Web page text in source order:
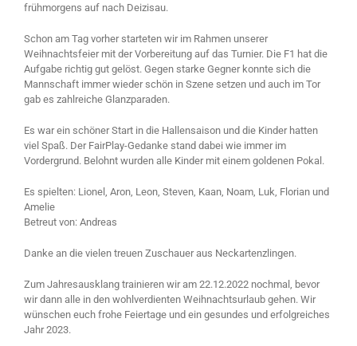
frühmorgens auf nach Deizisau.
Schon am Tag vorher starteten wir im Rahmen unserer
Weihnachtsfeier mit der Vorbereitung auf das Turnier. Die F1 hat die
Aufgabe richtig gut gelöst. Gegen starke Gegner konnte sich die
Mannschaft immer wieder schön in Szene setzen und auch im Tor
gab es zahlreiche Glanzparaden.
Es war ein schöner Start in die Hallensaison und die Kinder hatten
viel Spaß. Der FairPlay-Gedanke stand dabei wie immer im
Vordergrund. Belohnt wurden alle Kinder mit einem goldenen Pokal.
Es spielten: Lionel, Aron, Leon, Steven, Kaan, Noam, Luk, Florian und
Amelie
Betreut von: Andreas
Danke an die vielen treuen Zuschauer aus Neckartenzlingen.
Zum Jahresausklang trainieren wir am 22.12.2022 nochmal, bevor
wir dann alle in den wohlverdienten Weihnachtsurlaub gehen. Wir
wünschen euch frohe Feiertage und ein gesundes und erfolgreiches
Jahr 2023.